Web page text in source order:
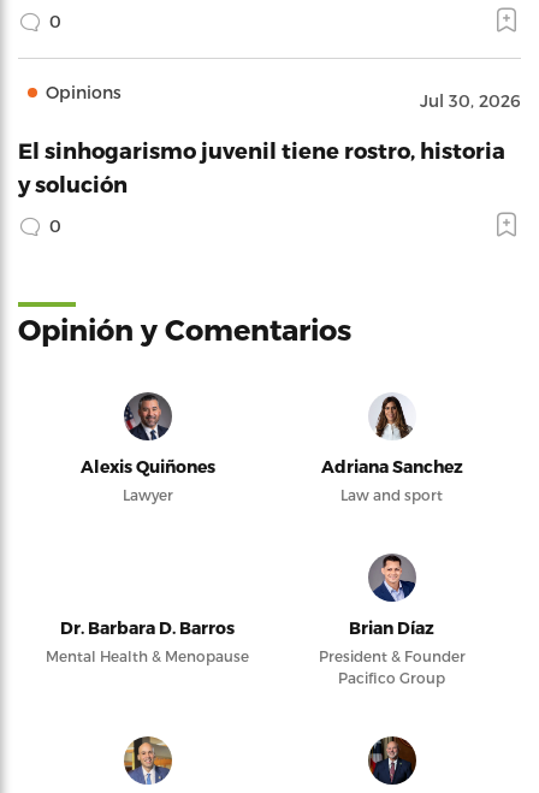
0
Opinions Jul 30, 2026
El sinhogarismo juvenil tiene rostro, historia
y solución
0
Opinión y Comentarios
Alexis Quiñones
Lawyer
Adriana Sanchez
Law and sport
Dr. Barbara D. Barros
Mental Health & Menopause
Brian Díaz
President & Founder
Pacifico Group